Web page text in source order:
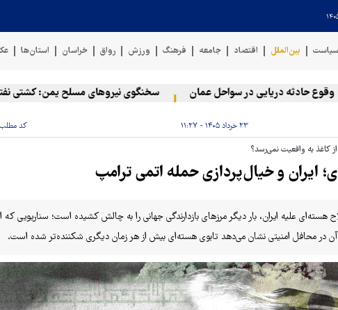
سیاست بین‌الملل اقتصاد جامعه فرهنگ ورزش رواق خراسان استان‌ها
حادثه دریایی در سواحل عمان سخنگوی نیروهای مسلح یمن: کشتی نفتی
۲۳ خرداد ۱۴۰۵ - ۱۱:۲۷ کد
کاغذ به واقعیت نمی‌رسد؟
ایران و خیال‌پردازی حمله اتمی ترامپ
هسته‌ای علیه ایران، بار دیگر مرزهای بازدارندگی جهانی را به چالش کشیده است؛ سناریویی که
در محافل امنیتی نشان می‌دهد تابوی هسته‌ای بیش از هر زمان دیگری شکننده‌تر شده است.